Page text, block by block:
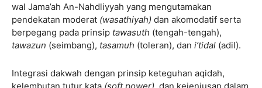
wal Jama’ah An-Nahdliyyah yang mengutamakan
pendekatan moderat (wasathiyah) dan akomodatif serta
berpegang pada prinsip tawasuth (tengah-tengah),
tawazun (seimbang), tasamuh (toleran), dan i’tidal (adil).
Integrasi dakwah dengan prinsip keteguhan aqidah,
kelembutan tutur kata (soft power), dan kejeniusan dalam